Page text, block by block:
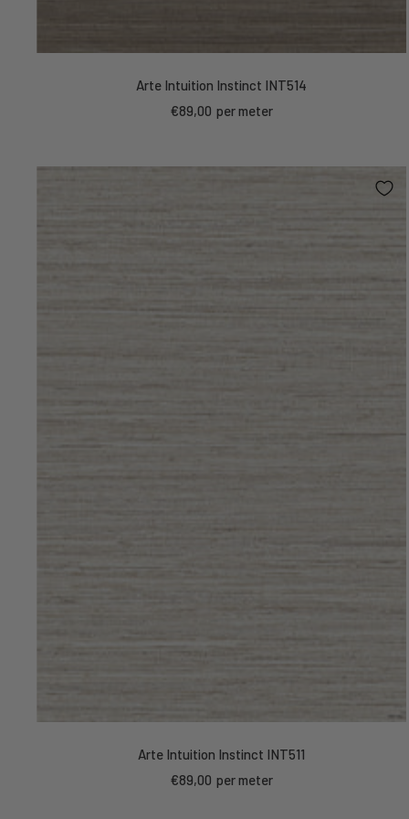
Arte Intuition Instinct INT514
Kortings
€89,00 per meter
Arte Intuition Instinct INT511
Kortings
€89,00 per meter